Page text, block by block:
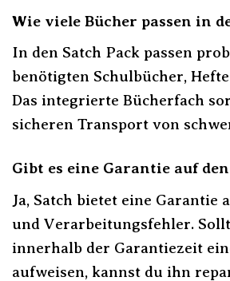
Wie viele Bücher passen in
In den Satch Pack passen
benötigten Schulbücher,
Das integrierte Bücherfach
sicheren Transport von
Gibt es eine Garantie auf
Ja, Satch bietet eine Garantie
und Verarbeitungsfehler.
innerhalb der Garantiezeit
aufweisen, kannst du ihn